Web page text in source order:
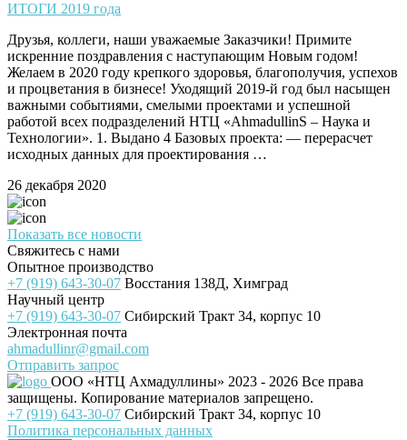
ИТОГИ 2019 года
Друзья, коллеги, наши уважаемые Заказчики! Примите
искренние поздравления с наступающим Новым годом!
Желаем в 2020 году крепкого здоровья, благополучия, успехов
и процветания в бизнесе! Уходящий 2019-й год был насыщен
важными событиями, смелыми проектами и успешной
работой всех подразделений НТЦ «AhmadullinS – Наука и
Технологии». 1. Выдано 4 Базовых проекта: — перерасчет
исходных данных для проектирования …
26 декабря 2020
Показать все новости
Свяжитесь с нами
Опытное производство
+7 (919) 643-30-07 Восстания 138Д, Химград
Научный центр
+7 (919) 643-30-07 Сибирский Тракт 34, корпус 10
Электронная почта
ahmadullinr@gmail.com
Отправить запрос
ООО «НТЦ Ахмадуллины» 2023 - 2026 Все права
защищены. Копирование материалов запрещено.
+7 (919) 643-30-07 Сибирский Тракт 34, корпус 10
Политика персональных данных